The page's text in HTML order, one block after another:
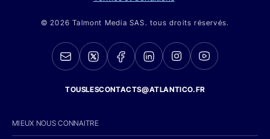
© 2026 Talmont Media SAS. tous droits réservés.
TOUSLESCONTACTS@ATLANTICO.FR
MIEUX NOUS CONNAITRE